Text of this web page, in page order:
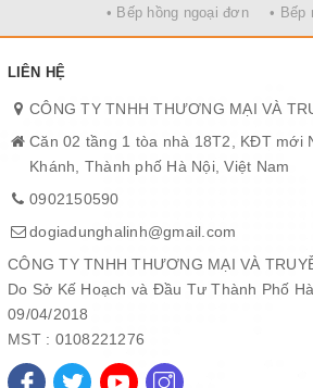
Rapid Air - Công nghệ chiên đối lưu
Với công nghệ Rapid Air 360° được ứng
Không Dầu 9L Sunhouse SHD4090 thực
luồng khí nóng đối lưu tuần hoàn mạnh
dầu mỡ thừa mà còn đảm bảo món ăn
ngoài và mềm mọng bên trong.
• Bếp hồng ngoại đơn • Bếp
LIÊN HỆ
CÔNG TY TNHH THƯƠNG MẠI VÀ
Căn 02 tầng 1 tòa nhà 18T2, KĐT mới
Khánh, Thành phố Hà Nội, Việt Nam
0902150590
dogiadunghalinh@gmail.com
CÔNG TY TNHH THƯƠNG MẠI VÀ
Do Sở Kế Hoạch và Đầu Tư Thành Phố
09/04/2018
MST : 0108221276